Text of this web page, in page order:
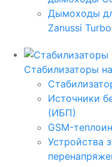
Дымоходы
Zanussi
Стабилизаторы
Источники
(ИБП)
GSM-
Устройства